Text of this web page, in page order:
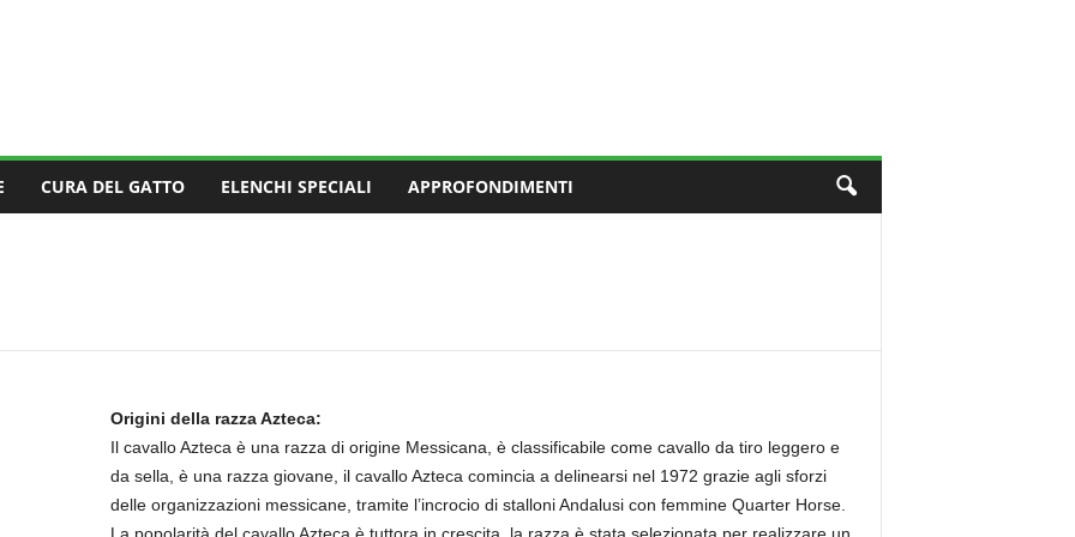
CURA DEL GATTO ELENCHI SPECIALI APPROFONDIMENTI
Origini della razza Azteca:
Il cavallo Azteca è una razza di origine Messicana, è classificabile come cavallo da tiro leggero e
da sella, è una razza giovane, il cavallo Azteca comincia a delinearsi nel 1972 grazie agli sforzi
delle organizzazioni messicane, tramite l’incrocio di stalloni Andalusi con femmine Quarter Horse.